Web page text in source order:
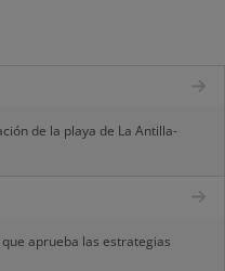
de la playa de La Antilla-
aprueba las estrategias